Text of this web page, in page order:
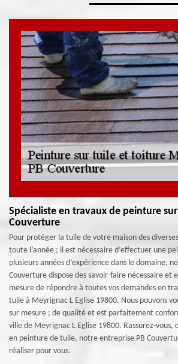
Spécialiste en travaux de peinture
Couverture
Pour protéger la tuile de votre maison des
toute l’année ; il est nécessaire d’effectuer une
plusieurs années d’expérience dans le domaine,
Couverture dispose des savoir-faire nécessaire et
mesure de répondre à toutes vos demandes en
tuile à Meyrignac L Eglise 19800. Nous pouvons
sur mesure ; de qualité et est parfaitement
ville de Meyrignac L Eglise 19800. Rassurez-vous,
en peinture de tuile, notre entreprise PB
réaliser pour vous.